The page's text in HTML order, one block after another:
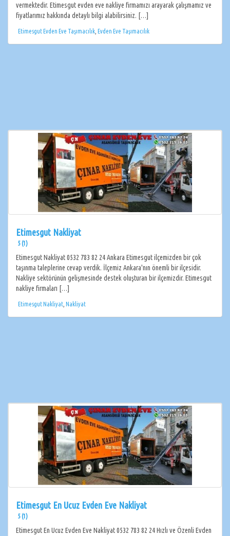
vermektedir. Etimesgut evden eve nakliye firmamızı arayarak çalışmamız ve
fiyatlarımız hakkında detaylı bilgi alabilirsiniz. […]
Etimesgut Evden Eve Taşımacılık Evden Eve Taşımacılık
Etimesgut Nakliyat
5 (1)
Etimesgut Nakliyat 0532 783 82 24 Ankara Etimesgut ilçemizden bir çok
taşınma taleplerine cevap verdik. İlçemiz Ankara'nın önemli bir ilçesidir.
Nakliye sektörünün gelişmesinde destek oluşturan bir ilçemizdir. Etimesgut
nakliye firmaları […]
Etimesgut Nakliyat Nakliyat
Etimesgut En Ucuz Evden Eve Nakliyat
5 (1)
Etimesgut En Ucuz Evden Eve Nakliyat 0532 783 82 24 Hızlı ve Özenli Evden